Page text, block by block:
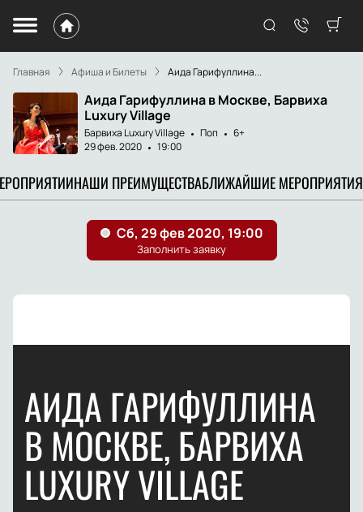
Главная Афиша и Билеты Аида Гарифуллина...
Аида Гарифуллина в Москве, Барвиха
Luxury Village
Барвиха Luxury Village Поп
6+
29 фев. 2020
19:00
НАШИ ПРЕИМУЩЕСТВАБЛИЖАЙШИЕ МЕРОПРИЯТИЯ
АИДА ГАРИФУЛЛИНА
В МОСКВЕ, БАРВИХА
LUXURY VILLAGE